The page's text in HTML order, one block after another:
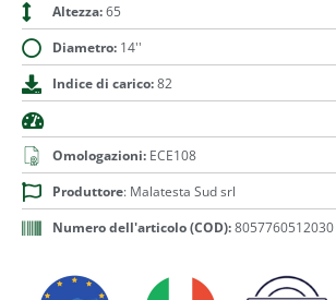
Altezza:65
Diametro:14''
Indice di carico:82
Omologazioni:ECE108
Produttore: Malatesta Sud srl
Numero dell'articolo (COD):8057760512030